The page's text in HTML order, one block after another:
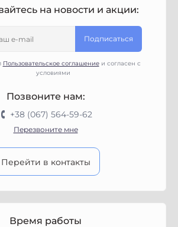
на новости и акции:
Подписаться
Пользовательское соглашениеи согласен с
условиями
Позвоните нам:
+38 (067) 564-59-62
Перезвоните мне
Перейти в контакты
Время работы